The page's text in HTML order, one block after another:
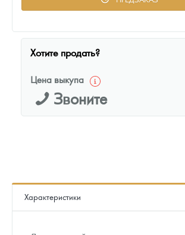
Хотите продать?
Цена выкупа
Звоните
Характеристики